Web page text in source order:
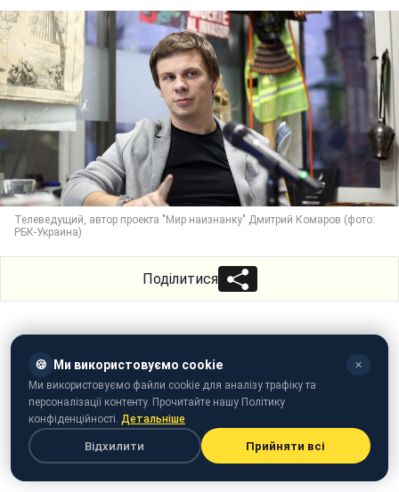
Телеведущий, автор проекта "Мир наизнанку" Дмитрий Комаров (фото:
РБК-Украина)
Поділитися
🍪 Ми використовуємо cookie ✕
Ми використовуємо файли cookie для аналізу трафіку та
персоналізації контенту. Прочитайте нашу Політику
конфіденційності. Детальніше
Відхилити Прийняти всі